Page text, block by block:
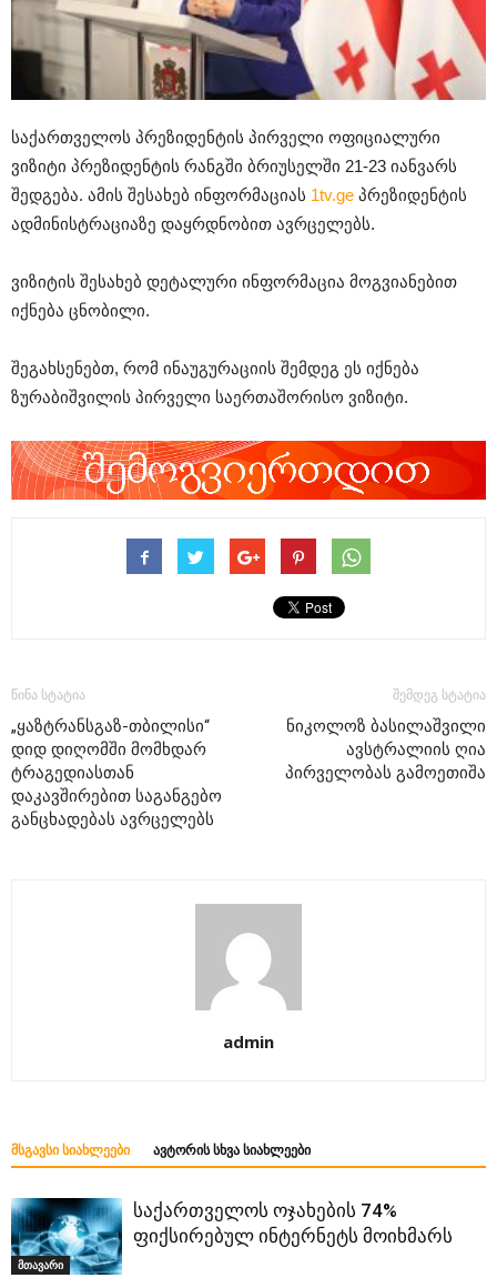
საქართველოს პრეზიდენტის პირველი ოფიციალური
ვიზიტი პრეზიდენტის რანგში ბრიუსელში 21-23 იანვარს
შედგება. ამის შესახებ ინფორმაციას 1tv.ge პრეზიდენტის
ადმინისტრაციაზე დაყრდნობით ავრცელებს.
ვიზიტის შესახებ დეტალური ინფორმაცია მოგვიანებით
იქნება ცნობილი.
შეგახსენებთ, რომ ინაუგურაციის შემდეგ ეს იქნება
ზურაბიშვილის პირველი საერთაშორისო ვიზიტი.
წინა სტატია
„ყაზტრანსგაზ-თბილისი“
დიდ დიღომში მომხდარ
ტრაგედიასთან
დაკავშირებით საგანგებო
განცხადებას ავრცელებს
შემდეგ სტატია
ნიკოლოზ ბასილაშვილი
ავსტრალიის ღია
პირველობას გამოეთიშა
admin
ᲛᲡᲒᲐᲕᲡᲘ ᲡᲘᲐᲮᲚᲔᲔᲑᲘ ᲐᲕᲢᲝᲠᲘᲡ ᲡᲮᲕᲐ ᲡᲘᲐᲮᲚᲔᲔᲑᲘ
მთავარი
საქართველოს ოჯახების 74%
ფიქსირებულ ინტერნეტს მოიხმარს